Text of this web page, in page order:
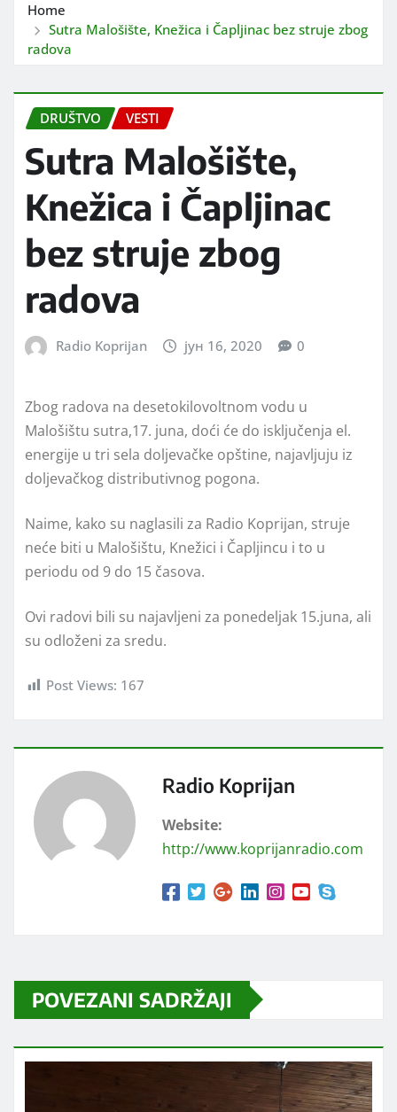
Home
Sutra Malošište, Knežica i Čapljinac bez struje zbog
radova
DRUŠTVO VESTI
Sutra Malošište,
Knežica i Čapljinac
bez struje zbog
radova
Radio Koprijan јун 16, 2020 0
Zbog radova na desetokilovoltnom vodu u
Malošištu sutra,17. juna, doći će do isključenja el.
energije u tri sela doljevačke opštine, najavljuju iz
doljevačkog distributivnog pogona.
Naime, kako su naglasili za Radio Koprijan, struje
neće biti u Malošištu, Knežici i Čapljincu i to u
periodu od 9 do 15 časova.
Ovi radovi bili su najavljeni za ponedeljak 15.juna, ali
su odloženi za sredu.
Post Views: 167
Radio Koprijan
Website:
http://www.koprijanradio.com
POVEZANI SADRŽAJI